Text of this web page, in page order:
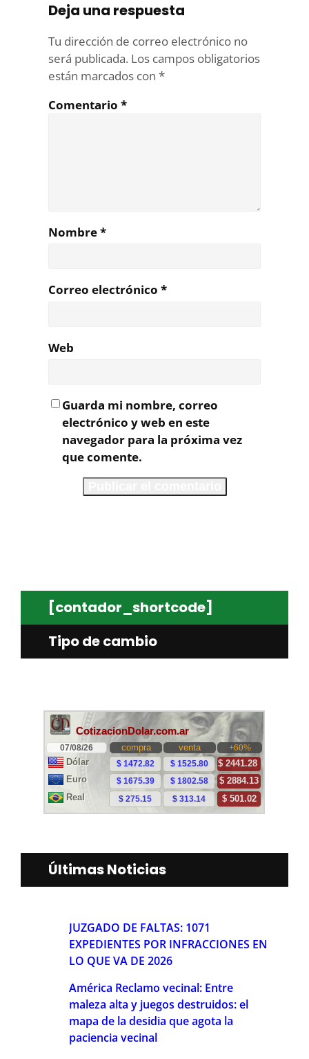
Deja una respuesta
Tu dirección de correo electrónico no
será publicada. Los campos obligatorios
están marcados con *
Comentario *
Nombre*
Correo electrónico *
Web
Guarda mi nombre, correo
electrónico y web en este
navegador para la próxima vez
que comente.
[contador_shortcode]
Tipo de cambio
Últimas Noticias
JUZGADO DE FALTAS: 1071
EXPEDIENTES POR INFRACCIONES EN
LO QUE VA DE 2026
América Reclamo vecinal: Entre
maleza alta y juegos destruidos: el
mapa de la desidia que agota la
paciencia vecinal